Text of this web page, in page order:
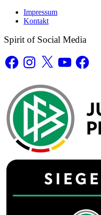
Impressum
Kontakt
Spirit of Social Media
FacebookInstagram
X YouTubeFacebook
Auszeichnungen